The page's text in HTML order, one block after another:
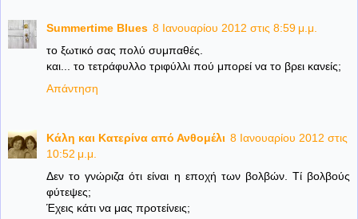
Summertime Blues 8 Ιανουαρίου 2012 στις 8:59 μ.μ.
το ξωτικό σας πολύ συμπαθές.
και... το τετράφυλλο τριφύλλι πού μπορεί να το βρει κανείς;
Απάντηση
Κάλη και Κατερίνα από Ανθομέλι 8 Ιανουαρίου 2012 στις
10:52 μ.μ.
Δεν το γνώριζα ότι είναι η εποχή των βολβών. Τί βολβούς
φύτεψες;
Έχεις κάτι να μας προτείνεις;